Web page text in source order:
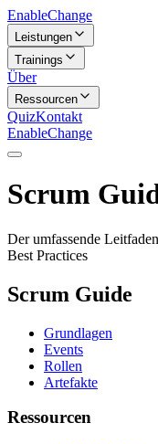
EnableChange
Leistungen
Trainings
Über
Ressourcen
QuizKontakt
EnableChange
Scrum
Der umfassende
Best Practices
Scrum Guide
Grundlagen
Events
Rollen
Artefakte
Ressourcen